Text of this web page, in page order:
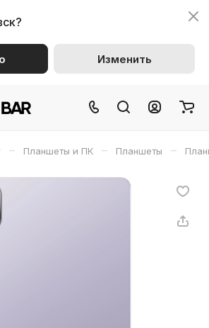
Изменить
– Планшеты и ПК – Планшеты –